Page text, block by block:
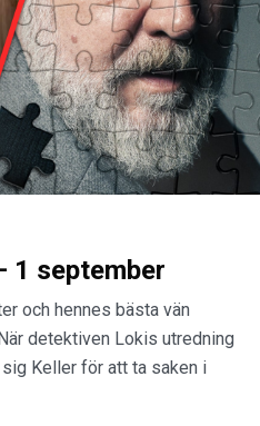
1 september
och hennes bästa vän
detektiven Lokis utredning
Keller för att ta saken i